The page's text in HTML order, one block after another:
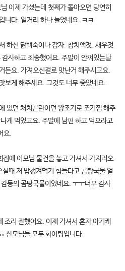
이제 가셨는데 첫째가 돌아오면 당연히
니다. 일거리 하나 늘었네요. ㅋㅋ
하신 닭백숙이나 감자. 참치액젓. 새우젓
사하고 죄송했어요. 주말이 안껴있는날
든요. 가져오신걸로 맛난거 해주시고요.
보게 해주세요. 그것도 너무 좋았네요.
있던 처치곤란이던 왕조기로 조기찜 해주
게 먹었고요. 주말에 남편 하고 먹으라고
요.
에 이모님 물건을 놓고 가셔서 가지러오
때 저 밥챙겨먹기 힘들다고 곰탕국물 얼
동의 곰탕국물이었네요. ㅜㅜ너무 감사
리 잘했어요. 이제 가셔서 혼자 아기케
산모님들 모두 화이팅입니다.